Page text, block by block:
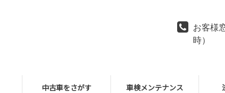
お客様
時）
中古車をさがす 車検メンテナンス